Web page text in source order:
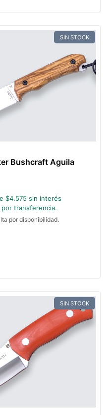
SIN STOCK
Bushcraft Aguila
$4.575 sin interés
por transferencia.
por disponibilidad.
SIN STOCK